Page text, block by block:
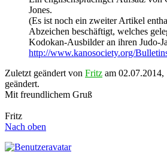
Jones.
(Es ist noch ein zweiter Artikel
Abzeichen beschäftigt, welches
Kodokan-Ausbilder an ihren Judo-
http://www.kanosociety.org/
Zuletzt geändert von Fritz am 02.07.2014,
geändert.
Mit freundlichem Gruß
Fritz
Nach oben